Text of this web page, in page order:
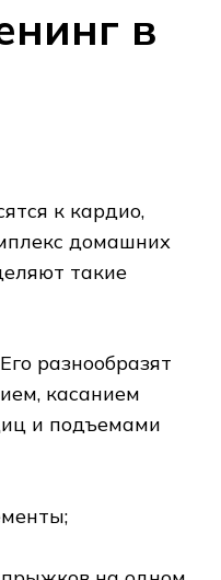
в
к кардио,
домашних
такие
разнообразят
касанием
и подъемами